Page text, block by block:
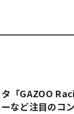
「GAZOO
など注目のコ